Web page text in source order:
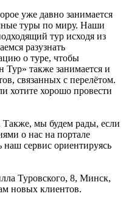
уже давно занимается
туры по миру. Наши
тур исходя из
разузнать
о туре, чтобы
Тур» также занимается и
связанных с перелётом.
хотите хорошо провести
мы будем рады, если
о нас на портале
сервис ориентируясь
Туровского, 8, Минск,
новых клиентов.